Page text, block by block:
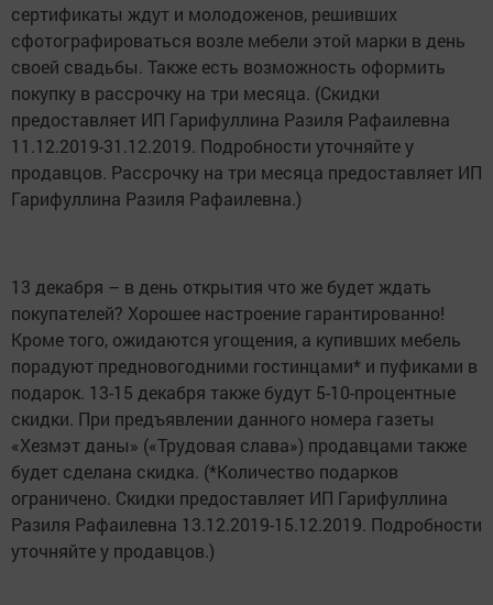
сертификаты ждут и молодоженов, решивших
сфотографироваться возле мебели этой марки в день
своей свадьбы. Также есть возможность оформить
покупку в рассрочку на три месяца. (Скидки
предоставляет ИП Гарифуллина Разиля Рафаилевна
11.12.2019-31.12.2019. Подробности уточняйте у
продавцов. Рассрочку на три месяца предоставляет ИП
Гарифуллина Разиля Рафаилевна.)
13 декабря – в день открытия что же будет ждать
покупателей? Хорошее настроение гарантированно!
Кроме того, ожидаются угощения, а купивших мебель
порадуют предновогодними гостинцами* и пуфиками в
подарок. 13-15 декабря также будут 5-10-процентные
скидки. При предъявлении данного номера газеты
«Хезмэт даны» («Трудовая слава») продавцами также
будет сделана скидка. (*Количество подарков
ограничено. Скидки предоставляет ИП Гарифуллина
Разиля Рафаилевна 13.12.2019-15.12.2019. Подробности
уточняйте у продавцов.)